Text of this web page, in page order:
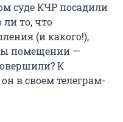
суде КЧР посадили
ли то, что
(и какого!),
помещении —
К
в своем телеграм-